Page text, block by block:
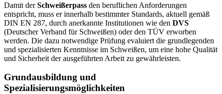
Damit derSchweißerpass den beruflichen Anforderungen
entspricht, muss er innerhalb bestimmter Standards, aktuell gemäß
DIN EN 287, durch anerkannte Institutionen wie den DVS
(Deutscher Verband für Schweißen) oder den TÜV erworben
werden. Die dazu notwendige Prüfung evaluiert die grundlegenden
und spezialisierten Kenntnisse im Schweißen, um eine hohe Qualität
und Sicherheit der ausgeführten Arbeit zu gewährleisten.
Grundausbildung und
Spezialisierungsmöglichkeiten